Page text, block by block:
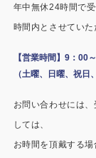
ニュース一覧
倉庫・工場
年中無休24時間で
時間内とさせていた
【営業時間】9：00
（土曜、日曜、祝日
お問い合わせには
しては、
お時間を頂戴する